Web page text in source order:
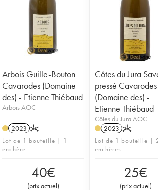
Arbois Guille-Bouton
Cavarodes (Domaine
des) - Etienne Thiébaud
Arbois AOC
2023 K
Lot de 1 bouteille | 1
enchère
40€
(prix actuel)
Côtes du Jura
pressé Cavarodes
(Domaine des) -
Etienne Thiébaud
Côtes du Jura AOC
2023 K
Lot de 1 bouteille |
enchères
25€
(prix actuel)